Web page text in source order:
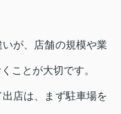
が、店舗の規模や業
ことが大切です。
店は、まず駐車場を